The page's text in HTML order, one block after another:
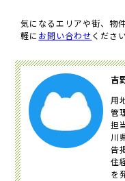
気になるエリアや街、物
軽に お問い合わせくださ
吉
用
管
担
川
告
住
を